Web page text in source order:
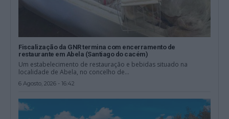
Fiscalização da GNR termina com encerramento de
restaurante em Abela (Santiago do cacém)
Um estabelecimento de restauração e bebidas situado na
localidade de Abela, no concelho de...
6 Agosto, 2026 - 16:42